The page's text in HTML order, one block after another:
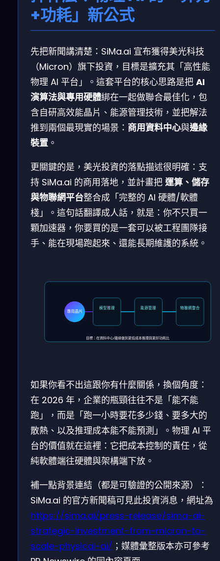
+功耗」新公式
先把新聞講清楚：SiMa.ai 宣布獲得美光科技
（Micron）旗下投資，目標是擴充其「高性能
物理 AI 平台」。這套平台的核心思路是把 AI
演算法與專用硬體綁在一起做聯合最佳化，包
含自研高效能晶片、能源管理技術，並把解法
推到兩個最現實的場景： 商用資料中心與邊緣
裝置 。
更關鍵的是，美光投資的落點描述很明確：支
持 SiMa.ai 的商用落地，並計畫把 運算、儲存
與物聯網平台整合成「完整的 AI 硬體/軟體
棧」。這句話翻譯成人話，就是：你不只買一
顆加速器，你要買的是一套可以被工程團隊接
手、能在現場跑起來、還能長期維護的系統。
專用晶片
模型推理 能源管理 物聯網整合
目標：在資料中心/邊緣做到更低成本推理與更好功耗比
如果你看不出這跟你有什麼關係，換個角度：
在 2026 年，企業的瓶頸往往不是「能不能
跑」，而是「跑一小時要花多少錢、要多大的
散熱、以及推理成本能不能預測」。物理 AI 平
台的價值就在這裡：它把成本控制的責任，從
純軟體端往硬體與架構端下放。
補一點背景連結（都是可驗證的公開來源）：
SiMa.ai 的官方新聞稿可見此投資消息，網址為
https://sima.ai/press-release/sima-ai-
strategic-investment-from-micron-to-
scale-physical-ai/ ；媒體彙整版本亦可參考